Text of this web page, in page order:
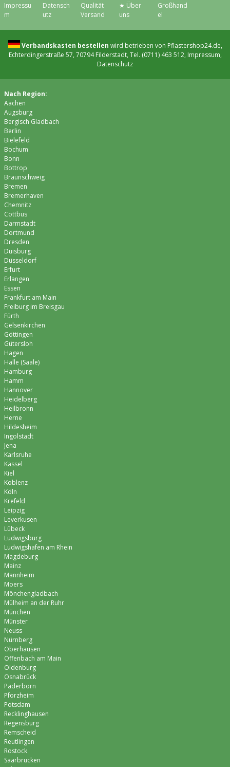
Impressu
m
Datensch
utz
Qualität
Versand
★ Über
uns
Großhand
el
Verbandskasten bestellen wird betrieben von Pflastershop24.de,
Echterdingerstraße 57, 70794 Filderstadt, Tel. (0711) 463 512, Impressum,
Datenschutz
Nach Region:
Aachen
Augsburg
Bergisch Gladbach
Berlin
Bielefeld
Bochum
Bonn
Bottrop
Braunschweig
Bremen
Bremer­haven
Chemnitz
Cottbus
Darmstadt
Dortmund
Dresden
Duisburg
Düsseldorf
Erfurt
Erlangen
Essen
Frankfurt am Main
Freiburg im Breisgau
Fürth
Gelsenkirchen
Göttingen
Gütersloh
Hagen
Halle (Saale)
Hamburg
Hamm
Hannover
Heidelberg
Heilbronn
Herne
Hildesheim
Ingolstadt
Jena
Karlsruhe
Kassel
Kiel
Koblenz
Köln
Krefeld
Leipzig
Leverkusen
Lübeck
Ludwigsburg
Ludwigshafen am Rhein
Magdeburg
Mainz
Mannheim
Moers
Mönchen­gladbach
Mülheim an der Ruhr
München
Münster
Neuss
Nürnberg
Oberhausen
Offenbach am Main
Oldenburg
Osnabrück
Paderborn
Pforzheim
Potsdam
Recklinghausen
Regensburg
Remscheid
Reutlingen
Rostock
Saarbrücken